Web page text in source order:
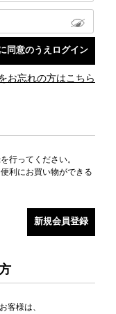
お忘れの方はこちら
行ってください。
利にお買い物ができる
客様は、